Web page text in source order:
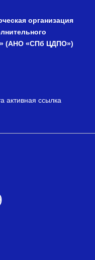
организация
(АНО «СПб ЦДПО»)
активная ссылка